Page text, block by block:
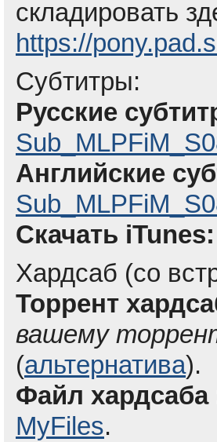
складировать
https://
Субтитры:
Русские
Английские
Скачать iTunes:
Хардсаб (со
Торрент
вашему
(альтернатива).
Файл хардсаба
MyFiles.